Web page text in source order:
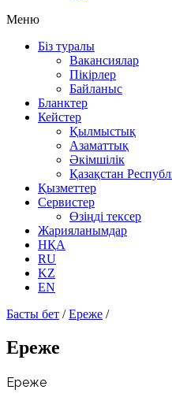
Меню
Біз туралы
Вакансиялар
Пікірлер
Байланыс
Бланктер
Кейстер
Қылмыстық
Азаматтық
Әкімшілік
Қазақстан
Қызметтер
Сервистер
Өзіңді тексер
Жарияланымдар
НҚА
RU
KZ
EN
Басты бет /Ереже /
Ереже